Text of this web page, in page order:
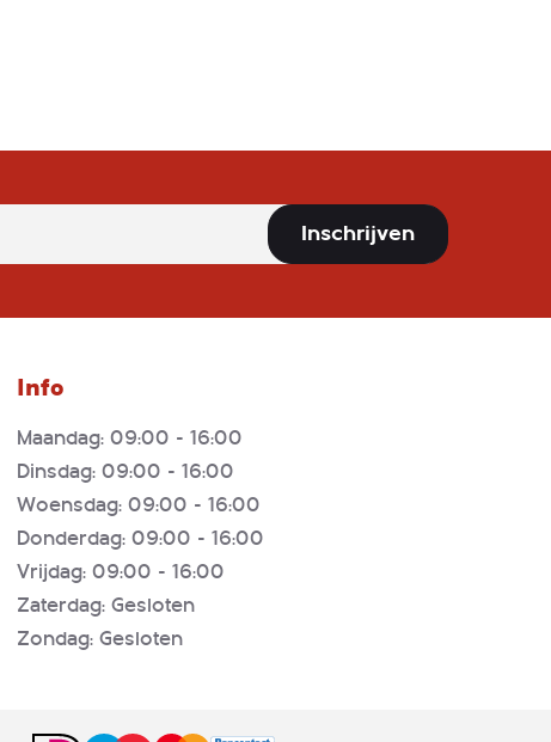
Inschrijven
Info
Maandag: 09:00 - 16:00
Dinsdag: 09:00 - 16:00
Woensdag: 09:00 - 16:00
Donderdag: 09:00 - 16:00
Vrijdag: 09:00 - 16:00
Zaterdag: Gesloten
Zondag: Gesloten